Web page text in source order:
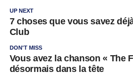
UP NEXT
7 choses que vous savez
Club
DON'T MISS
Vous avez la chanson « The
désormais dans la tête